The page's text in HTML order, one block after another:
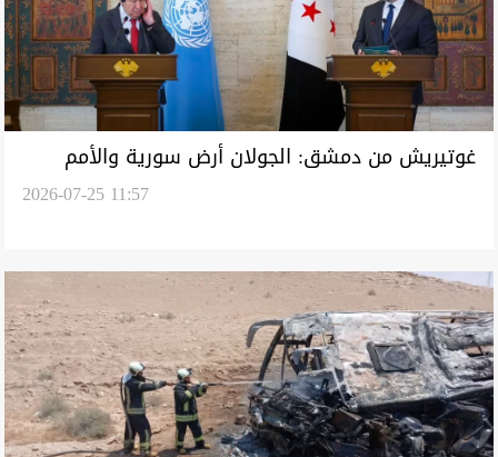
غوتيريش من دمشق: الجولان أرض سورية والأمم
المتحدة تدعم تعافي البلاد وإعادة إعمارها2026-07-25 11:57